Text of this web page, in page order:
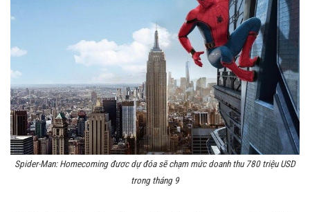
Spider-Man: Homecoming đươc dự đóa sẽ chạm mức doanh thu 780 triệu USD
trong tháng 9